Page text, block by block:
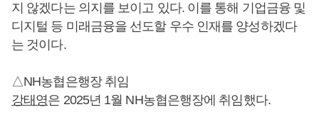
지 않겠다는 의지를 보이고 있다. 이를 통해 기업금융 및
디지털 등 미래금융을 선도할 우수 인재를 양성하겠다
는 것이다.
△NH농협은행장 취임
강태영은 2025년 1월 NH농협은행장에 취임했다.